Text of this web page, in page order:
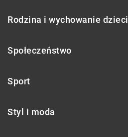
Rodzina i wychowanie dzieci
Społeczeństwo
Sport
Styl i moda